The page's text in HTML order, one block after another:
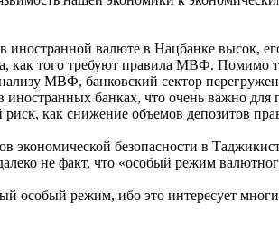
валюте в Нацбанке высок,
как того требуют правила МВФ. Помимо
МВФ, банковский сектор
иностранных банках, что очень важно
как снижение объемов депозитов
экономической безопасности в
не факт, что «особый режим
особый режим, ибо это интересует